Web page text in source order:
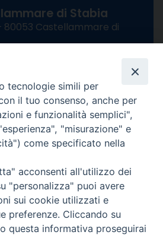
di Stabia
80053 Castellammare di
Uffici:
09:00 – 13:00
09:30 – 12:30
su
Channel
2025
tecnologie simili per
il tuo consenso, anche per
e funzionalità semplici",
"misurazione" e
come specificato nella
acconsenti all'utilizzo dei
"personalizza" puoi avere
sui cookie utilizzati e
preferenze. Cliccando su
questa informativa proseguirai